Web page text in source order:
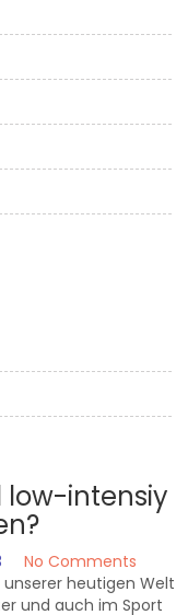
low-intensiy
No Comments
unserer heutigen Welt
und auch im Sport